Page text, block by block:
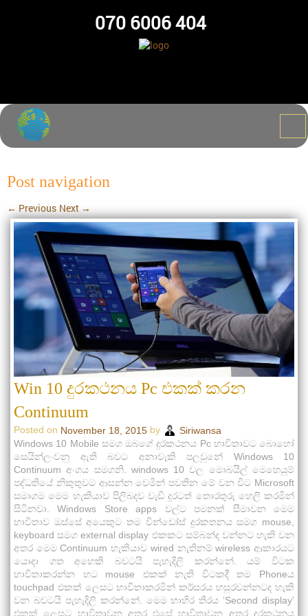
070 6006 404
Post navigation
← Previous Next →
Win 10 දුරකථනය Pc එකක් කරන
Continuum
Posted on November 18, 2015 by
Siriwansa
Windows 10 Mobile සමග ඔබගේ දුරකථනය Pc භාවිතාවට බොහෝ
සෙයින්ලංවනු ඇති බවට අනාවැකි පලවුනේ Windows 10
Continuum අංගය සමගනි. windows 10 වල මොබයිල් මෙහෙයුම්
පද්ධතියේ නිකුතුවට ආසන්න වෙමින් පවතින මේ වන විට Microsoft
සමාගම මෙම හැකියාව පිලිබදව වැඩි දුරටත් තොරතුරු හෙලි කරමින්
සිටිනවා. Windows Store apps වල්ට පමනක් සීමාවන මෙම
භාවිතාව ඔස්සේ අයෙකුට තම වින්ඩෝස් දුරකතනය සමග mouse,
keyboard සමග external display එකකට සම්බන්ද වන්නට හැකි වන
අතර මෙම Continuum හැකියාව wired නැතිනම් wireless ආකාරයට
යොදා ගත අහෙකි බවටයි පැහැදිලි කරන්නේ. යම් විටක
භාවිතාකරන්න හට mouse එකක් නැති විටකදී තම Phoneය
touchpad එකක් ලෙසට භාවිතාකරමින් කර්සරය හසුරවන්නටද හැකි
වන බවටයි පැහැදිලි කරන්නේ. මෙම භාහිර තිරය ‘Second display’
එකක් ලෙසට භාවිතාවන අතර එසේ භාවිතාවන අතර දුරකථනය